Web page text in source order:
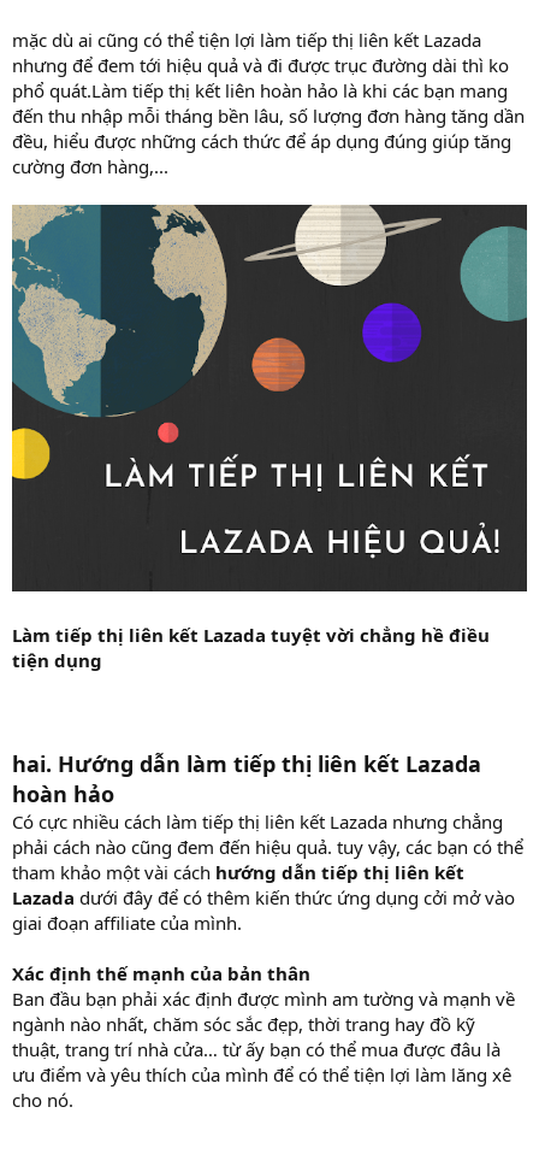
mặc dù ai cũng có thể tiện lợi làm tiếp thị liên kết Lazada
nhưng để đem tới hiệu quả và đi được trục đường dài thì ko
phổ quát.Làm tiếp thị kết liên hoàn hảo là khi các bạn mang
đến thu nhập mỗi tháng bền lâu, số lượng đơn hàng tăng dần
đều, hiểu được những cách thức để áp dụng đúng giúp tăng
cường đơn hàng,...
Làm tiếp thị liên kết Lazada tuyệt vời chẳng hề điều
tiện dụng
hai. Hướng dẫn làm tiếp thị liên kết Lazada
hoàn hảo
Có cực nhiều cách làm tiếp thị liên kết Lazada nhưng chẳng
phải cách nào cũng đem đến hiệu quả. tuy vậy, các bạn có thể
tham khảo một vài cách hướng dẫn tiếp thị liên kết
Lazada dưới đây để có thêm kiến thức ứng dụng cởi mở vào
giai đoạn affiliate của mình.
Xác định thế mạnh của bản thân
Ban đầu bạn phải xác định được mình am tường và mạnh về
ngành nào nhất, chăm sóc sắc đẹp, thời trang hay đồ kỹ
thuật, trang trí nhà cửa… từ ấy bạn có thể mua được đâu là
ưu điểm và yêu thích của mình để có thể tiện lợi làm lăng xê
cho nó.